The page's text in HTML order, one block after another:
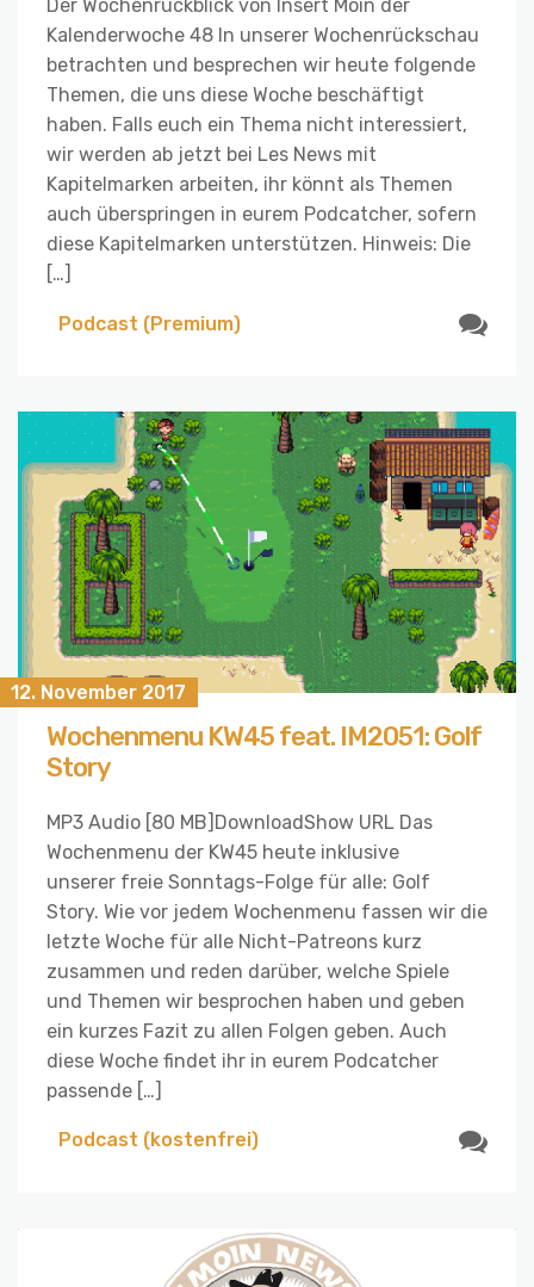
Der Wochenrückblick von Insert Moin der
Kalenderwoche 48 In unserer Wochenrückschau
betrachten und besprechen wir heute folgende
Themen, die uns diese Woche beschäftigt
haben. Falls euch ein Thema nicht interessiert,
wir werden ab jetzt bei Les News mit
Kapitelmarken arbeiten, ihr könnt als Themen
auch überspringen in eurem Podcatcher, sofern
diese Kapitelmarken unterstützen. Hinweis: Die
[…]
Podcast (Premium)
12. November 2017
Wochenmenu KW45 feat. IM2051: Golf
Story
MP3 Audio [80 MB]DownloadShow URL Das
Wochenmenu der KW45 heute inklusive
unserer freie Sonntags-Folge für alle: Golf
Story. Wie vor jedem Wochenmenu fassen wir die
letzte Woche für alle Nicht-Patreons kurz
zusammen und reden darüber, welche Spiele
und Themen wir besprochen haben und geben
ein kurzes Fazit zu allen Folgen geben. Auch
diese Woche findet ihr in eurem Podcatcher
passende […]
Podcast (kostenfrei)